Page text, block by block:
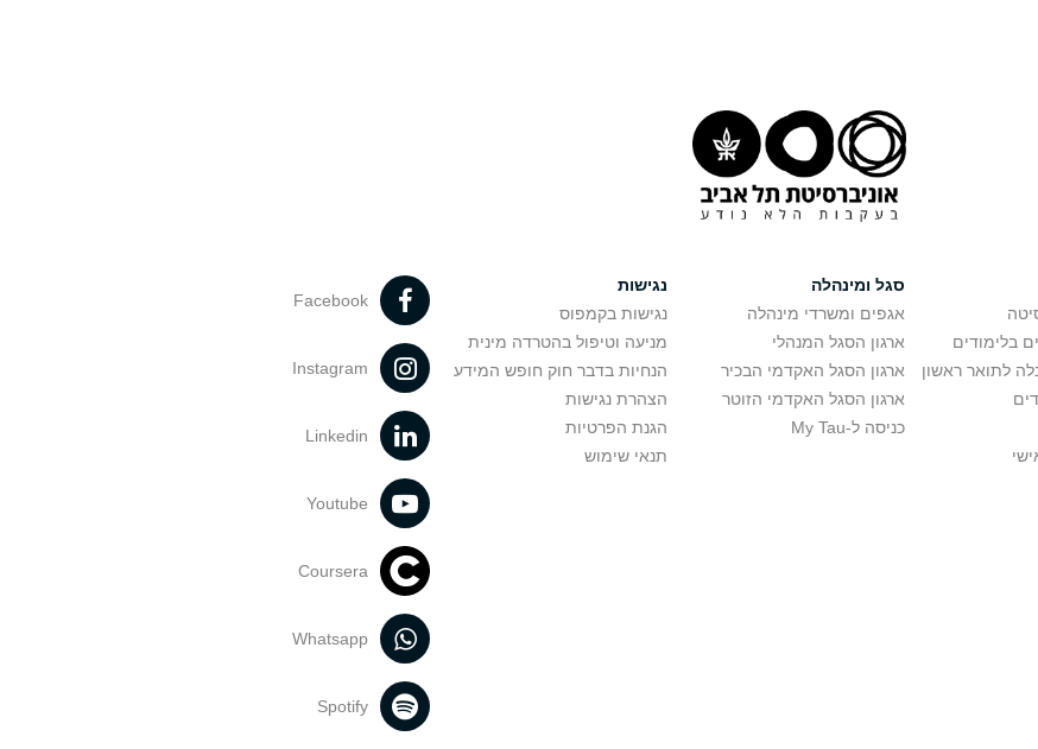
בלימודים
לתואר ראשון
סגל ומינהלה
אגפים ומשרדי מינהלה
ארגון הסגל המנהלי
ארגון הסגל האקדמי הבכיר
ארגון הסגל האקדמי הזוטר
כניסה ל-My Tau
נגישות
נגישות בקמפוס
מניעה וטיפול בהטרדה מינית
הנחיות בדבר חוק חופש המידע
הצהרת נגישות
הגנת הפרטיות
תנאי שימוש
Facebook
Instagram
Linkedin
Youtube
Coursera
Whatsapp
Spotify